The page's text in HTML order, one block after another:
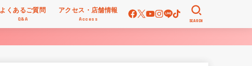
よくあるご質問
Q&A
アクセス・店舗情報
Access SEARCH